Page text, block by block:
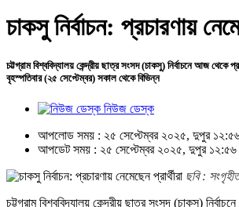
চাকসু নির্বাচন: প্রচারণায়
চট্টগ্রাম বিশ্ববিদ্যালয় কেন্দ্রীয় ছাত্র সংসদ (চাকসু) নির্বাচনে আজ থেকে
বৃহস্পতিবার (২৫ সেপ্টেম্বর) সকাল থেকে বিভিন্ন
নিউজ ডেস্ক
আপলোড সময় : ২৫ সেপ্টেম্বর ২০২৫, দুপুর
আপডেট সময় : ২৫ সেপ্টেম্বর ২০২৫, দুপুর
ছবি :
চট্টগ্রাম বিশ্ববিদ্যালয় কেন্দ্রীয় ছাত্র সংসদ (চাকসু)